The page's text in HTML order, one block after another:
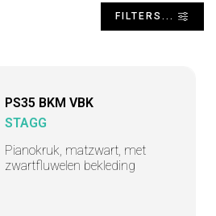
FILTERS...
PS35 BKM VBK
STAGG
Pianokruk, matzwart, met
zwartfluwelen bekleding